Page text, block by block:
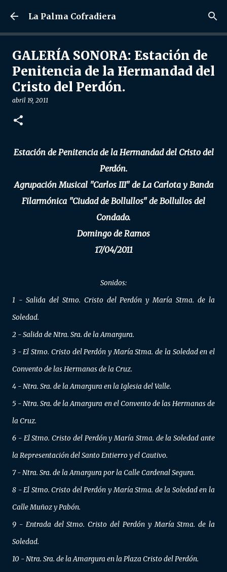
Ir al contenido principal
La Palma Cofradiera
GALERÍA SONORA: Estación de
Penitencia de la Hermandad del
Cristo del Perdón.
abril 19, 2011
Estación de Penitencia de la Hermandad del Cristo del
Perdón.
Agrupación Musical "Carlos III" de La Carlota y Banda
Filarmónica "Ciudad de Bollullos" de Bollullos del
Condado.
Domingo de Ramos
17/04/2011
Sonidos:
1 - Salida del Stmo. Cristo del Perdón y María Stma. de la
Soledad.
2 - Salida de Ntra. Sra. de la Amargura.
3 - El Stmo. Cristo del Perdón y María Stma. de la Soledad en el
Convento de las Hermanas de la Cruz.
4 - Ntra. Sra. de la Amargura en la Iglesia del Valle.
5 - Ntra. Sra. de la Amargura en el Convento de las Hermanas de
la Cruz.
6 - El Stmo. Cristo del Perdón y María Stma. de la Soledad ante
la Representación del Santo Entierro y el Cautivo.
7 - Ntra. Sra. de la Amargura por la Calle Cardenal Segura.
8 - El Stmo. Cristo del Perdón y María Stma. de la Soledad en la
Calle Muñoz y Pabón.
9 - Entrada del Stmo. Cristo del Perdón y María Stma. de la
Soledad.
10 - Ntra. Sra. de la Amargura en la Plaza Cristo del Perdón.